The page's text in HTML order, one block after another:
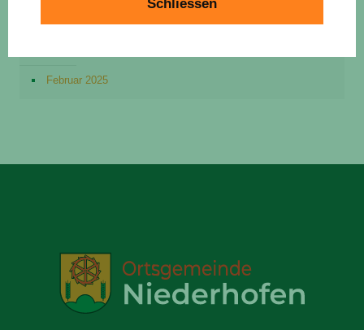
Februar 2025
Schliessen